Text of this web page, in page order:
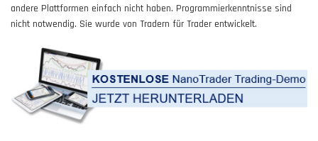
andere Plattformen einfach nicht haben. Programmierkenntnisse sind
nicht notwendig. Sie wurde von Tradern für Trader entwickelt.